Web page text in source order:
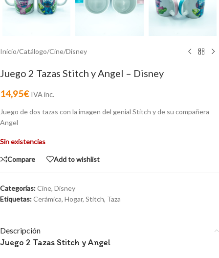
Inicio/Catálogo/Cine/Disney
Juego 2 Tazas Stitch y Angel – Disney
14,95€ IVA inc.
Juego de dos tazas con la imagen del genial Stitch y de su compañera
Angel
Sin existencias
Compare Add to wishlist
Categorías:Cine, Disney
Etiquetas:Cerámica, Hogar, Stitch, Taza
Descripción
Juego 2 Tazas Stitch y Angel